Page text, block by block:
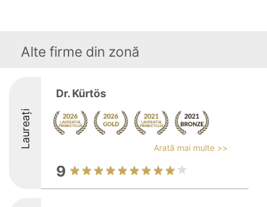
Alte firme din zonă
Laureați
Dr. Kürtös
Arată mai multe >>
9